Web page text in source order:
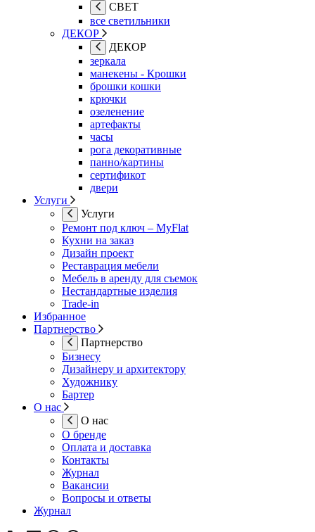
СВЕТ
все светильники
ДЕКОР
ДЕКОР
зеркала
манекены - Крошки
брошки кошки
крючки
озеленение
артефакты
часы
рога декоративные
панно/картины
сертификот
двери
Услуги
Услуги
Ремонт под ключ – MyFlat
Кухни на заказ
Дизайн проект
Реставрация мебели
Мебель в аренду для съемок
Нестандартные изделия
Trade-in
Избранное
Партнерство
Партнерство
Бизнесу
Дизайнеру и архитектору
Художнику
Бартер
О нас
О нас
О бренде
Оплата и доставка
Контакты
Журнал
Вакансии
Вопросы и ответы
Журнал